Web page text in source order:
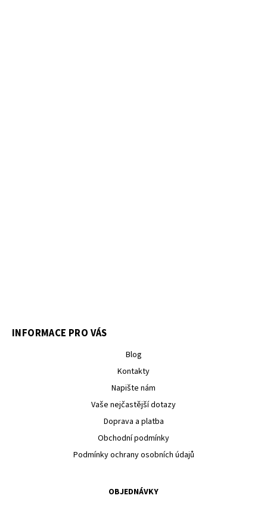
INFORMACE PRO VÁS
Blog
Kontakty
Napište nám
Vaše nejčastější dotazy
Doprava a platba
Obchodní podmínky
Podmínky ochrany osobních údajů
OBJEDNÁVKY